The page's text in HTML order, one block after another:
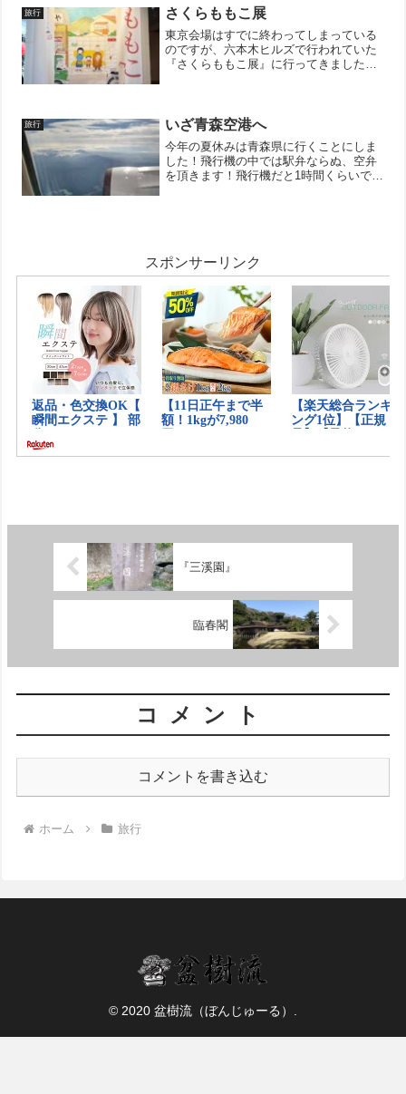
であろうと思いここに...
旅行 さくらももこ展
東京会場はすでに終わってしまっている
のですが、六本木ヒルズで行われていた
『さくらももこ展』に行ってきました。
ました。子どもの時に見た...
旅行 いざ青森空港へ
今年の夏休みは青森県に行くことにしま
した！飛行機の中では駅弁ならぬ、空弁
を頂きます！飛行機だと1時間くらいで着
スポンサーリンク
『三溪園』
臨春閣
コメント
コメントを書き込む
ホーム 旅行
© 2020 盆樹流（ぼんじゅーる）.